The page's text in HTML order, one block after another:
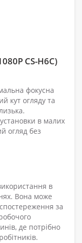
CS-H6C)
фокусна
кут огляду та
в малих
огляд без
в
Вона може
за
де потрібно